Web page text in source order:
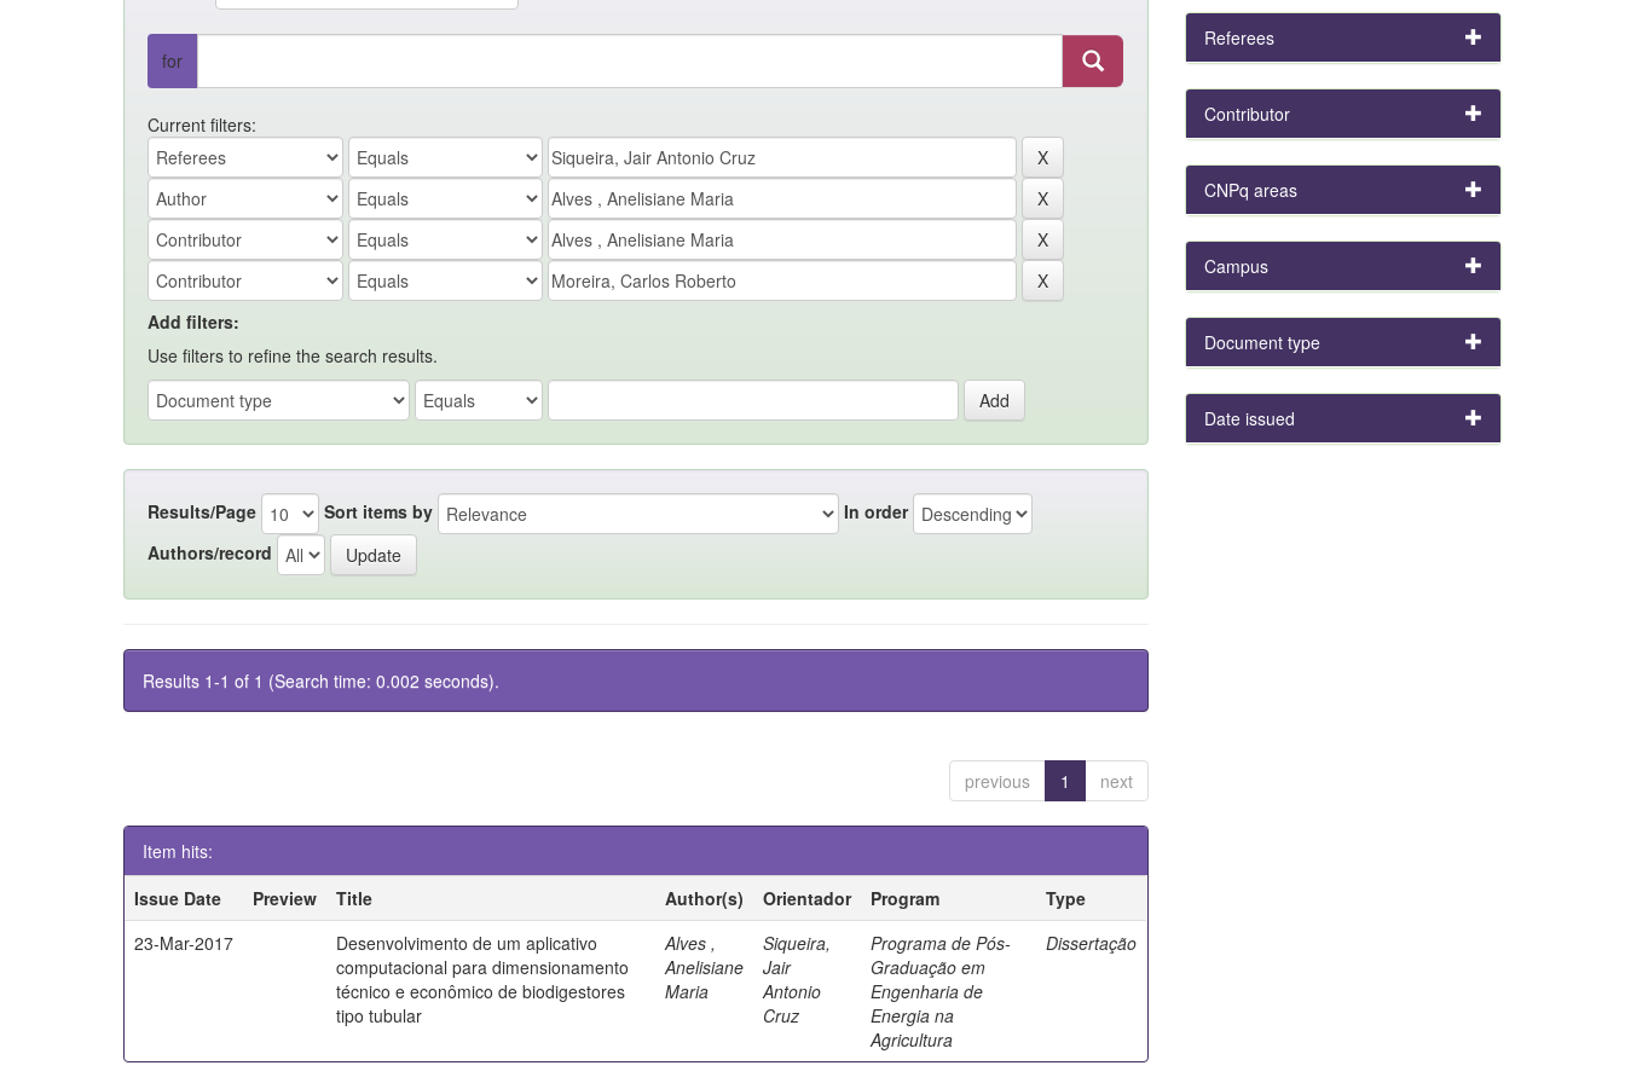
for
Current filters:
Add filters:
Use filters to refine the search results.
Results/Page Sort items by
In order
Authors/record
Results 1-1 of 1 (Search time: 0.002 seconds).
previous 1 next
Item hits:
Issue Date
Preview Title Author(s) Orientador Program
Type
23-Mar-2017
Desenvolvimento de um aplicativo
computacional para dimensionamento
técnico e econômico de biodigestores
tipo tubular
Alves ,
Anelisiane
Maria
Siqueira,
Jair
Antonio
Cruz
Programa de Pós-
Graduação em
Engenharia de
Energia na
Agricultura
Dissertação
Referees
Contributor
CNPq areas
Campus
Document type
Date issued